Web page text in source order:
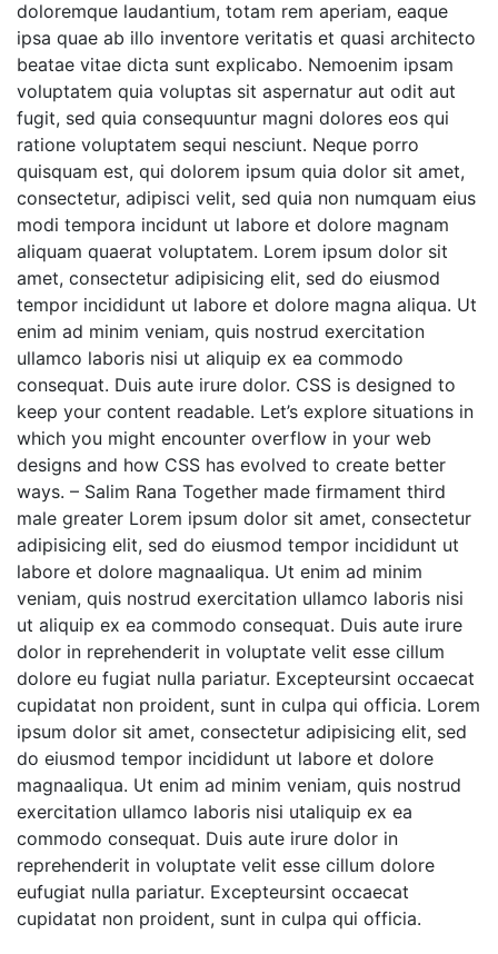
doloremque laudantium, totam rem aperiam, eaque
ipsa quae ab illo inventore veritatis et quasi architecto
beatae vitae dicta sunt explicabo. Nemoenim ipsam
voluptatem quia voluptas sit aspernatur aut odit aut
fugit, sed quia consequuntur magni dolores eos qui
ratione voluptatem sequi nesciunt. Neque porro
quisquam est, qui dolorem ipsum quia dolor sit amet,
consectetur, adipisci velit, sed quia non numquam eius
modi tempora incidunt ut labore et dolore magnam
aliquam quaerat voluptatem. Lorem ipsum dolor sit
amet, consectetur adipisicing elit, sed do eiusmod
tempor incididunt ut labore et dolore magna aliqua. Ut
enim ad minim veniam, quis nostrud exercitation
ullamco laboris nisi ut aliquip ex ea commodo
consequat. Duis aute irure dolor. CSS is designed to
keep your content readable. Let’s explore situations in
which you might encounter overflow in your web
designs and how CSS has evolved to create better
ways. – Salim Rana Together made firmament third
male greater Lorem ipsum dolor sit amet, consectetur
adipisicing elit, sed do eiusmod tempor incididunt ut
labore et dolore magnaaliqua. Ut enim ad minim
veniam, quis nostrud exercitation ullamco laboris nisi
ut aliquip ex ea commodo consequat. Duis aute irure
dolor in reprehenderit in voluptate velit esse cillum
dolore eu fugiat nulla pariatur. Excepteursint occaecat
cupidatat non proident, sunt in culpa qui officia. Lorem
ipsum dolor sit amet, consectetur adipisicing elit, sed
do eiusmod tempor incididunt ut labore et dolore
magnaaliqua. Ut enim ad minim veniam, quis nostrud
exercitation ullamco laboris nisi utaliquip ex ea
commodo consequat. Duis aute irure dolor in
reprehenderit in voluptate velit esse cillum dolore
eufugiat nulla pariatur. Excepteursint occaecat
cupidatat non proident, sunt in culpa qui officia.